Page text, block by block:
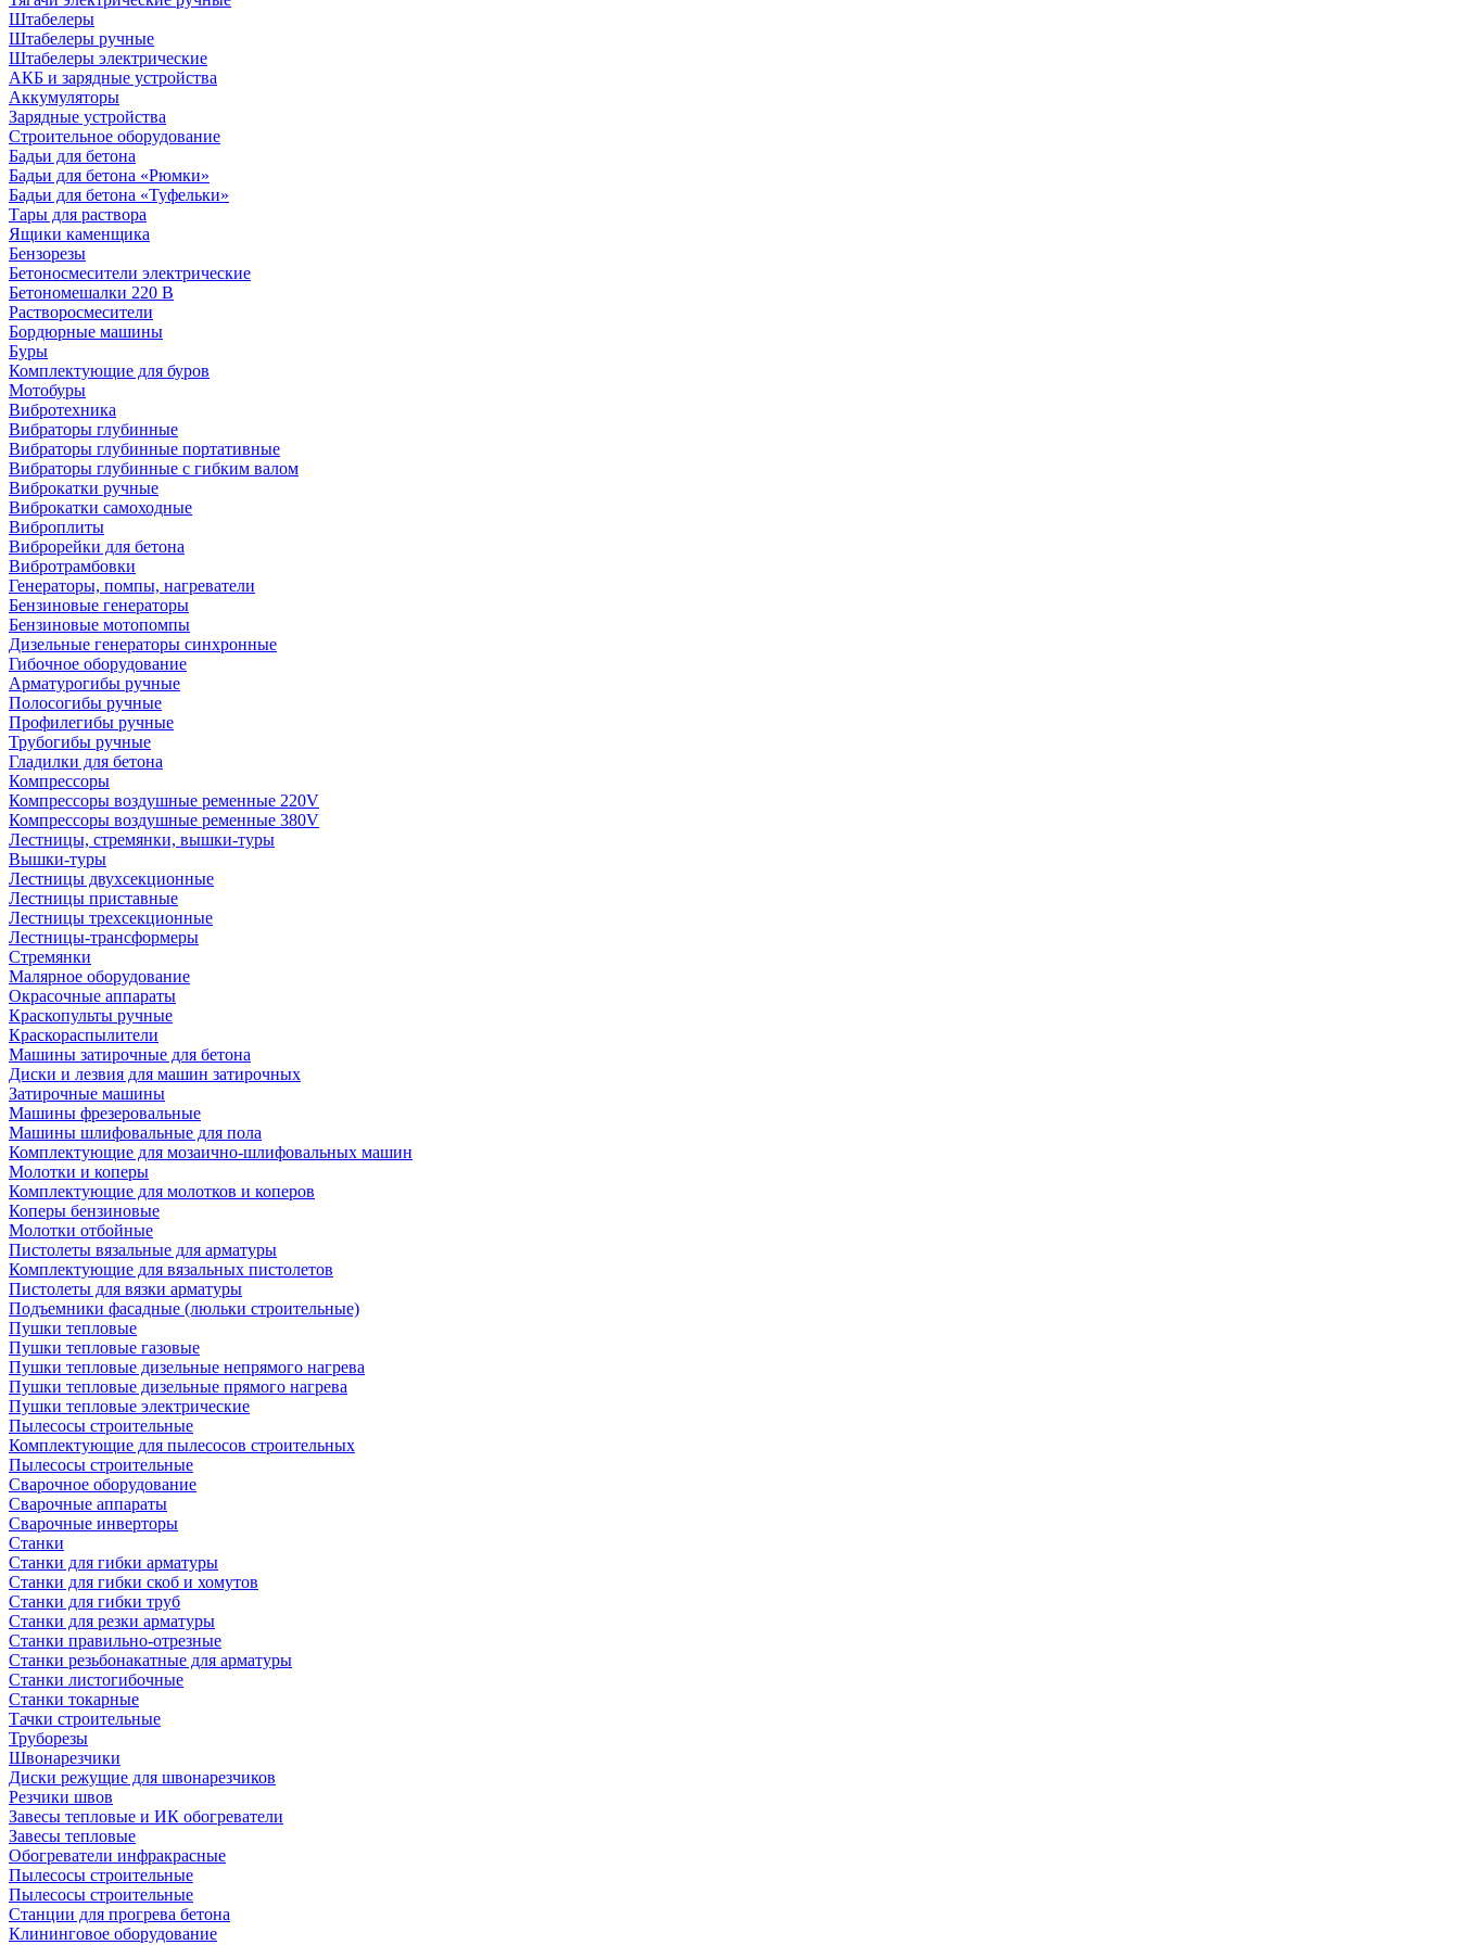
Штабелеры
Штабелеры ручные
Штабелеры электрические
АКБ и зарядные устройства
Аккумуляторы
Зарядные устройства
Строительное оборудование
Бадьи для бетона
Бадьи для бетона «Рюмки»
Бадьи для бетона «Туфельки»
Тары для раствора
Ящики каменщика
Бензорезы
Бетоносмесители электрические
Бетономешалки 220 В
Растворосмесители
Бордюрные машины
Буры
Комплектующие для буров
Мотобуры
Вибротехника
Вибраторы глубинные
Вибраторы глубинные портативные
Вибраторы глубинные с гибким валом
Виброкатки ручные
Виброкатки самоходные
Виброплиты
Виброрейки для бетона
Вибротрамбовки
Генераторы, помпы, нагреватели
Бензиновые генераторы
Бензиновые мотопомпы
Дизельные генераторы синхронные
Гибочное оборудование
Арматурогибы ручные
Полосогибы ручные
Профилегибы ручные
Трубогибы ручные
Гладилки для бетона
Компрессоры
Компрессоры воздушные ременные 220V
Компрессоры воздушные ременные 380V
Лестницы, стремянки, вышки-туры
Вышки-туры
Лестницы двухсекционные
Лестницы приставные
Лестницы трехсекционные
Лестницы-трансформеры
Стремянки
Малярное оборудование
Окрасочные аппараты
Краскопульты ручные
Краскораспылители
Машины затирочные для бетона
Диски и лезвия для машин затирочных
Затирочные машины
Машины фрезеровальные
Машины шлифовальные для пола
Комплектующие для мозаично-шлифовальных машин
Молотки и коперы
Комплектующие для молотков и коперов
Коперы бензиновые
Молотки отбойные
Пистолеты вязальные для арматуры
Комплектующие для вязальных пистолетов
Пистолеты для вязки арматуры
Подъемники фасадные (люльки строительные)
Пушки тепловые
Пушки тепловые газовые
Пушки тепловые дизельные непрямого нагрева
Пушки тепловые дизельные прямого нагрева
Пушки тепловые электрические
Пылесосы строительные
Комплектующие для пылесосов строительных
Пылесосы строительные
Сварочное оборудование
Сварочные аппараты
Сварочные инверторы
Станки
Станки для гибки арматуры
Станки для гибки скоб и хомутов
Станки для гибки труб
Станки для резки арматуры
Станки правильно-отрезные
Станки резьбонакатные для арматуры
Станки листогибочные
Станки токарные
Тачки строительные
Труборезы
Швонарезчики
Диски режущие для швонарезчиков
Резчики швов
Завесы тепловые и ИК обогреватели
Завесы тепловые
Обогреватели инфракрасные
Пылесосы строительные
Пылесосы строительные
Станции для прогрева бетона
Клининговое оборудование